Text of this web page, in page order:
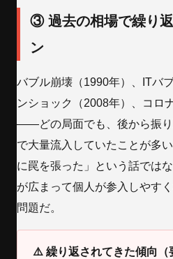
③ 過去の相場で繰り
ン
バブル崩壊（1990年）、ITバ
ンショック（2008年）、コロ
——どの局面でも、後から振り
で大量流入していたことが多
に罠を張った」という話では
が広まって個人が参入しやす
問題だ。
⚠️ 繰り返されてきた傾向（